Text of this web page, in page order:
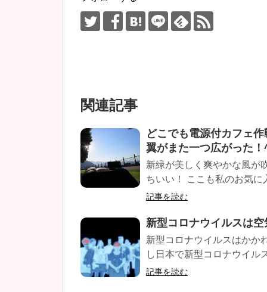
関連記事
どこでも電源付カフェ
翼がまた一つ広がった
新緑が美しく爽やかな風が
ちいい！ ここも私のお気
記事を読む
新型コロナウイルスは
新型コロナウイルスはかか
し日本で新型コロナウイル
記事を読む